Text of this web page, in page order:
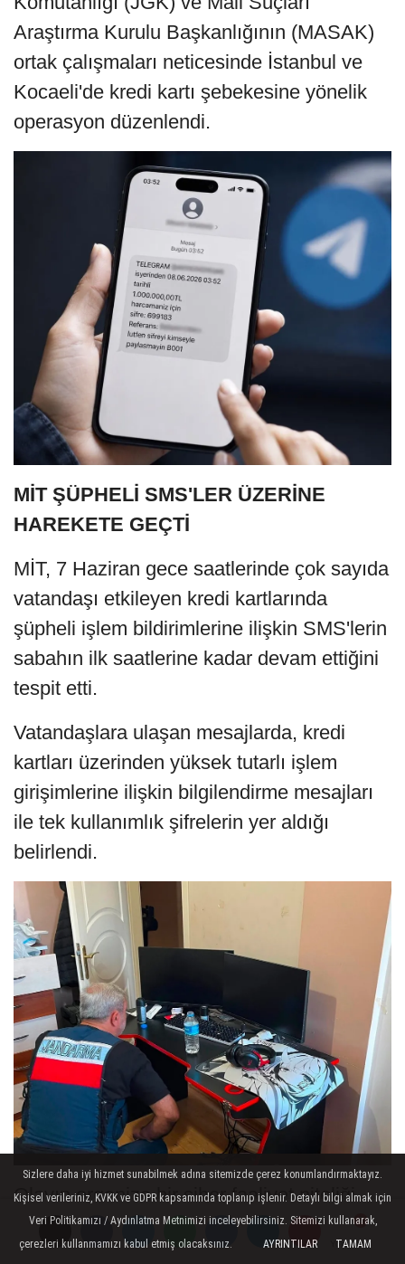
Yorumlar
Yorumlar
Yorumlar
Araştırma Kurulu Başkanlığının (MASAK)
ortak çalışmaları neticesinde İstanbul ve
Kocaeli'de kredi kartı şebekesine yönelik
operasyon düzenlendi.
MİT ŞÜPHELİ SMS'LER ÜZERİNE
HAREKETE GEÇTİ
MİT, 7 Haziran gece saatlerinde çok sayıda
vatandaşı etkileyen kredi kartlarında
şüpheli işlem bildirimlerine ilişkin SMS'lerin
sabahın ilk saatlerine kadar devam ettiğini
tespit etti.
Vatandaşlara ulaşan mesajlarda, kredi
kartları üzerinden yüksek tutarlı işlem
girişimlerine ilişkin bilgilendirme mesajları
ile tek kullanımlık şifrelerin yer aldığı
belirlendi.
Olayın organize bir siber faaliyet niteliği
taşıdığının değerlendirilmesi üzerine MİT
harekete geçti.
Sizlere daha iyi hizmet sunabilmek adına sitemizde çerez konumlandırmaktayız.
Kişisel verileriniz, KVKK ve GDPR kapsamında toplanıp işlenir. Detaylı bilgi almak için
Veri Politikamızı / Aydınlatma Metnimizi inceleyebilirsiniz. Sitemizi kullanarak,
çerezleri kullanmamızı kabul etmiş olacaksınız.
AYRINTILAR TAMAM